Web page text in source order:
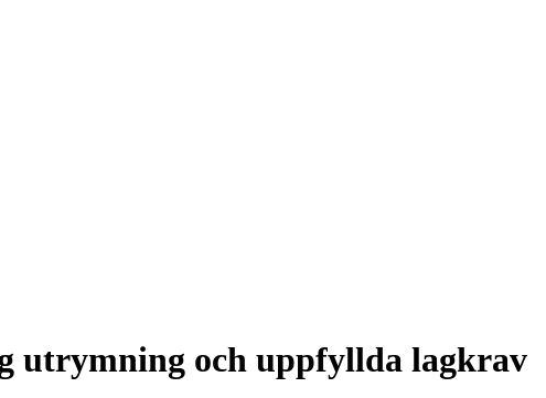
utrymning och uppfyllda lagkrav